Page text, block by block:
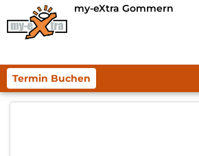
my-eXtra Gommern
Termin Buchen